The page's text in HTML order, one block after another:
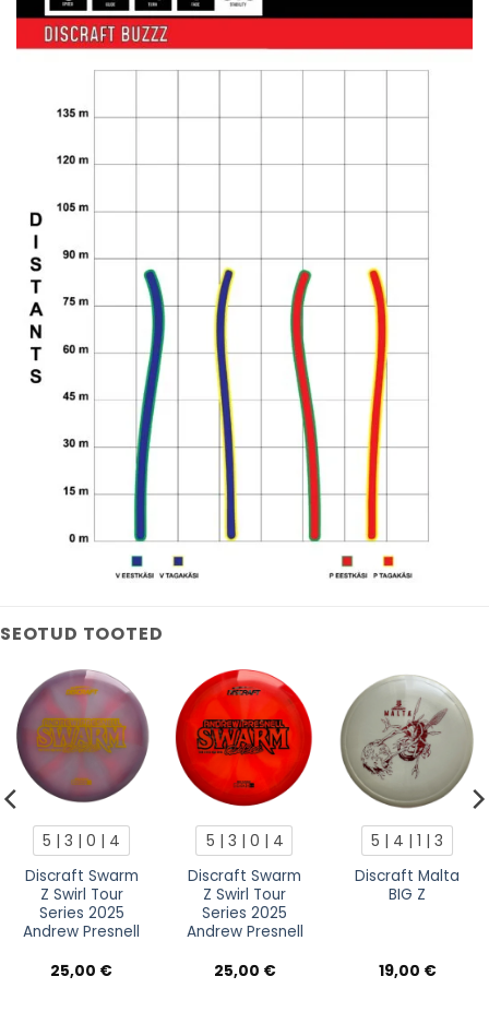
SEOTUD TOOTED
5 | 3 | 0 | 4
Discraft Swarm
Z Swirl Tour
Series 2025
Andrew Presnell
25,00 €
5 | 3 | 0 | 4
Discraft Swarm
Z Swirl Tour
Series 2025
Andrew Presnell
25,00 €
5 | 4 | 1 | 3
Discraft Malta
BIG Z
19,00 €